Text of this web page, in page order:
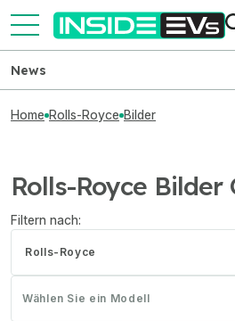
News
Home Rolls-Royce Bilder
Rolls-Royce Bilder
Filtern nach:
Rolls-Royce
Wählen Sie ein Modell